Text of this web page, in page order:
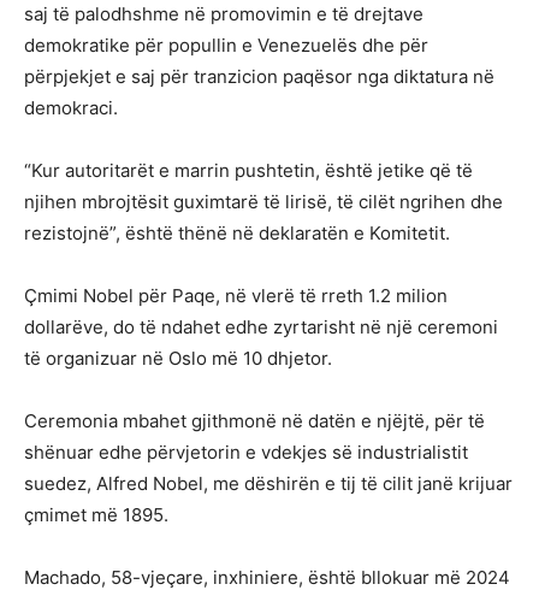
saj të palodhshme në promovimin e të drejtave
demokratike për popullin e Venezuelës dhe për
përpjekjet e saj për tranzicion paqësor nga diktatura në
demokraci.
“Kur autoritarët e marrin pushtetin, është jetike që të
njihen mbrojtësit guximtarë të lirisë, të cilët ngrihen dhe
rezistojnë”, është thënë në deklaratën e Komitetit.
Çmimi Nobel për Paqe, në vlerë të rreth 1.2 milion
dollarëve, do të ndahet edhe zyrtarisht në një ceremoni
të organizuar në Oslo më 10 dhjetor.
Ceremonia mbahet gjithmonë në datën e njëjtë, për të
shënuar edhe përvjetorin e vdekjes së industrialistit
suedez, Alfred Nobel, me dëshirën e tij të cilit janë krijuar
çmimet më 1895.
Machado, 58-vjeçare, inxhiniere, është bllokuar më 2024